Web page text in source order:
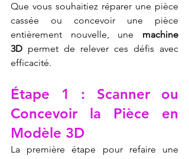
Que vous souhaitiez réparer une pièce
cassée ou concevoir une pièce
entièrement nouvelle, une machine
3D permet de relever ces défis avec
efficacité.
Étape 1 : Scanner ou
Concevoir la Pièce en
Modèle 3D
La première étape pour refaire une